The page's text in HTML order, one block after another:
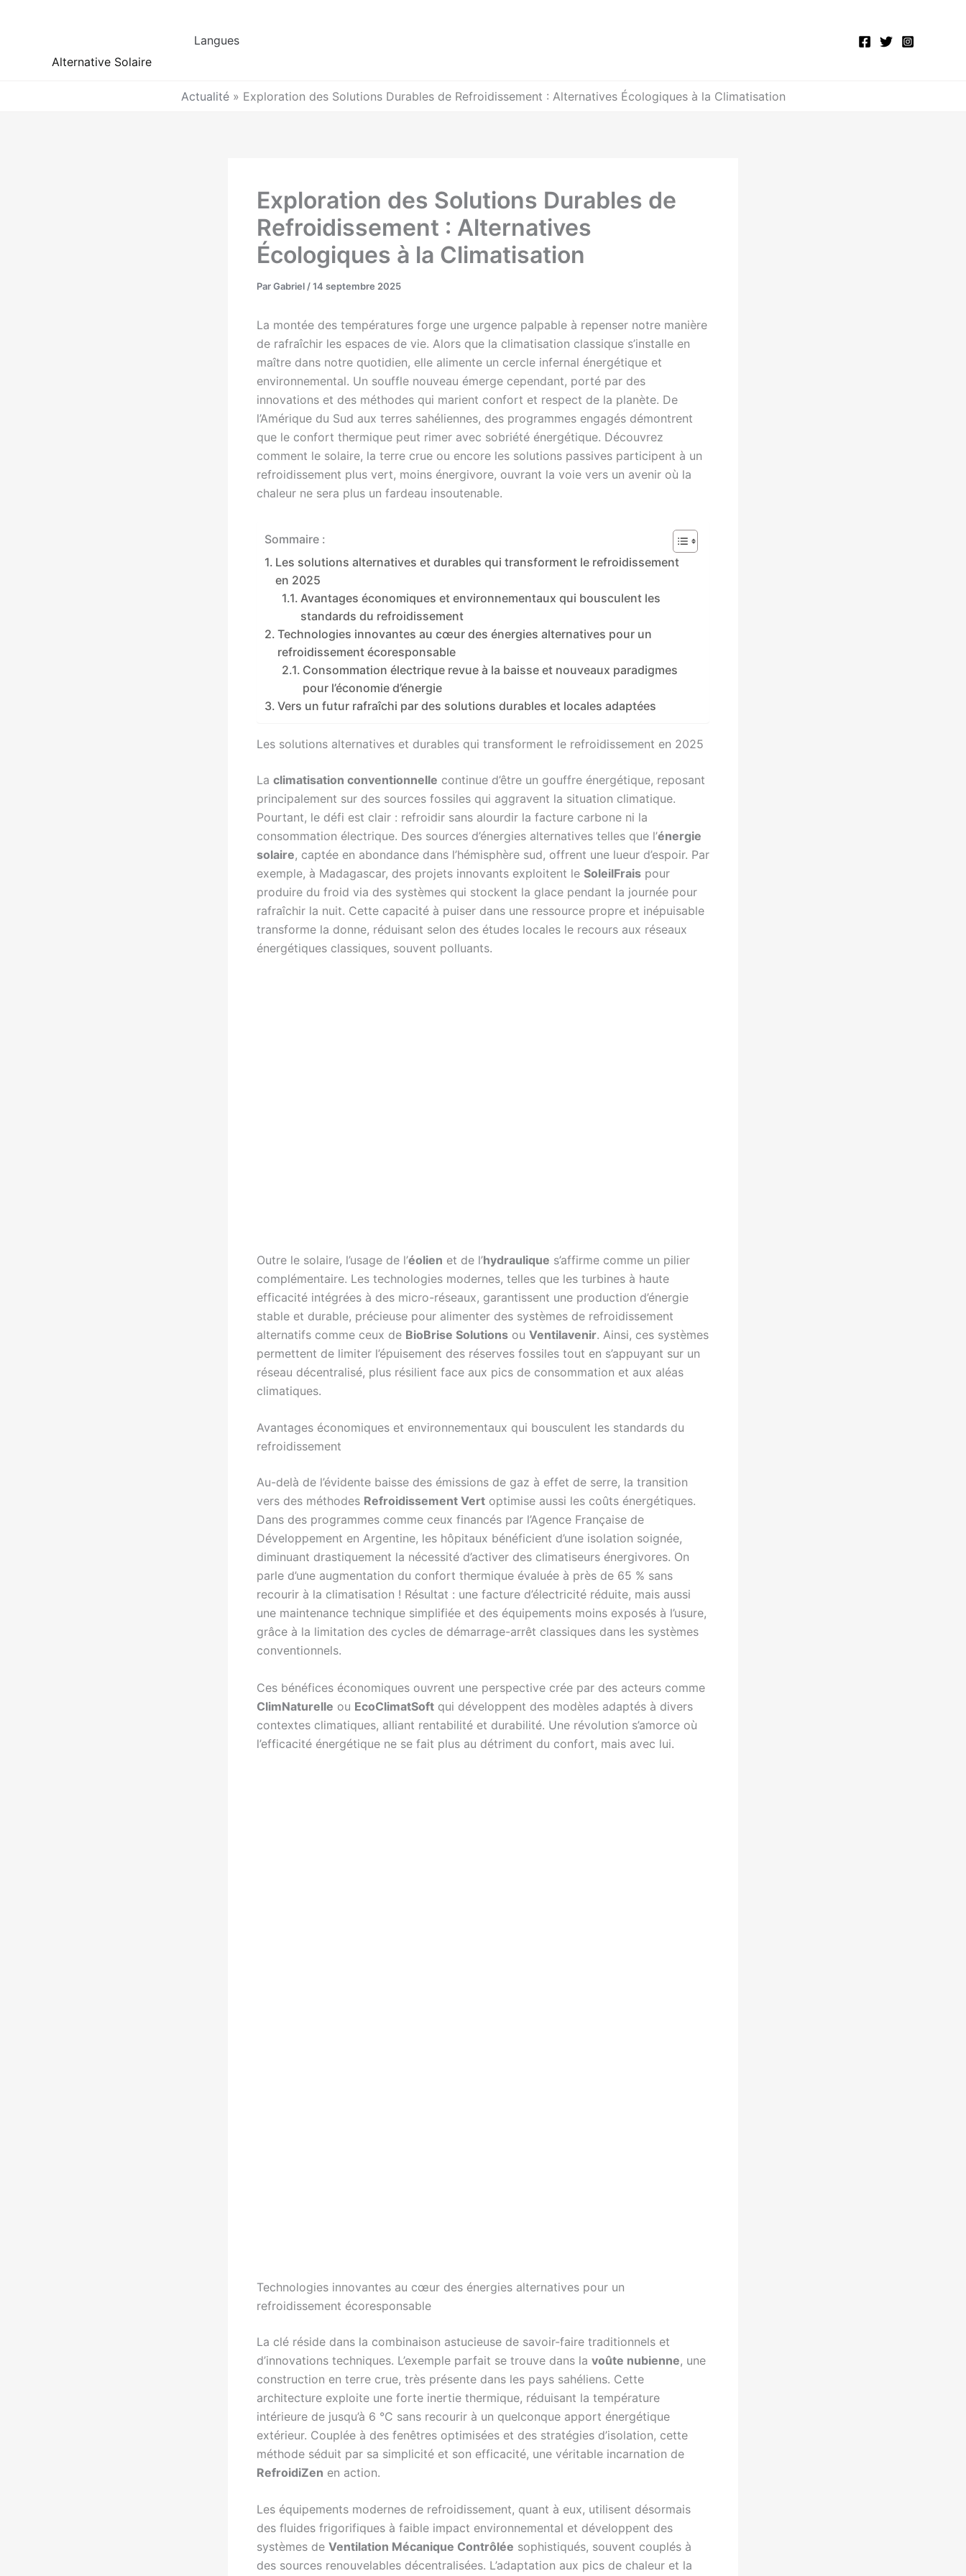
Alternative Solaire
Langues
Actualité» Exploration des Solutions Durables de Refroidissement : Alternatives Écologiques à la Climatisation
Exploration des Solutions Durables de
Refroidissement : Alternatives
Écologiques à la Climatisation
ParGabriel /14 septembre 2025
La montée des températures forge une urgence palpable à repenser notre manière
de rafraîchir les espaces de vie. Alors que la climatisation classique s’installe en
maître dans notre quotidien, elle alimente un cercle infernal énergétique et
environnemental. Un souffle nouveau émerge cependant, porté par des
innovations et des méthodes qui marient confort et respect de la planète. De
l’Amérique du Sud aux terres sahéliennes, des programmes engagés démontrent
que le confort thermique peut rimer avec sobriété énergétique. Découvrez
comment le solaire, la terre crue ou encore les solutions passives participent à un
refroidissement plus vert, moins énergivore, ouvrant la voie vers un avenir où la
chaleur ne sera plus un fardeau insoutenable.
Sommaire :
Les solutions alternatives et durables qui transforment le refroidissement
en 2025
Avantages économiques et environnementaux qui bousculent les
standards du refroidissement
Technologies innovantes au cœur des énergies alternatives pour un
refroidissement écoresponsable
Consommation électrique revue à la baisse et nouveaux paradigmes
pour l’économie d’énergie
Vers un futur rafraîchi par des solutions durables et locales adaptées
Les solutions alternatives et durables qui transforment le refroidissement en 2025
La climatisation conventionnelle continue d’être un gouffre énergétique, reposant
principalement sur des sources fossiles qui aggravent la situation climatique.
Pourtant, le défi est clair : refroidir sans alourdir la facture carbone ni la
consommation électrique. Des sources d’énergies alternatives telles que l’énergie
solaire, captée en abondance dans l’hémisphère sud, offrent une lueur d’espoir. Par
exemple, à Madagascar, des projets innovants exploitent le SoleilFrais pour
produire du froid via des systèmes qui stockent la glace pendant la journée pour
rafraîchir la nuit. Cette capacité à puiser dans une ressource propre et inépuisable
transforme la donne, réduisant selon des études locales le recours aux réseaux
énergétiques classiques, souvent polluants.
Outre le solaire, l’usage de l’éolien et de l’hydraulique s’affirme comme un pilier
complémentaire. Les technologies modernes, telles que les turbines à haute
efficacité intégrées à des micro-réseaux, garantissent une production d’énergie
stable et durable, précieuse pour alimenter des systèmes de refroidissement
alternatifs comme ceux de BioBrise Solutions ou Ventilavenir. Ainsi, ces systèmes
permettent de limiter l’épuisement des réserves fossiles tout en s’appuyant sur un
réseau décentralisé, plus résilient face aux pics de consommation et aux aléas
climatiques.
Avantages économiques et environnementaux qui bousculent les standards du
refroidissement
Au-delà de l’évidente baisse des émissions de gaz à effet de serre, la transition
vers des méthodes Refroidissement Vert optimise aussi les coûts énergétiques.
Dans des programmes comme ceux financés par l’Agence Française de
Développement en Argentine, les hôpitaux bénéficient d’une isolation soignée,
diminuant drastiquement la nécessité d’activer des climatiseurs énergivores. On
parle d’une augmentation du confort thermique évaluée à près de 65 % sans
recourir à la climatisation ! Résultat : une facture d’électricité réduite, mais aussi
une maintenance technique simplifiée et des équipements moins exposés à l’usure,
grâce à la limitation des cycles de démarrage-arrêt classiques dans les systèmes
conventionnels.
Ces bénéfices économiques ouvrent une perspective crée par des acteurs comme
ClimNaturelle ou EcoClimatSoft qui développent des modèles adaptés à divers
contextes climatiques, alliant rentabilité et durabilité. Une révolution s’amorce où
l’efficacité énergétique ne se fait plus au détriment du confort, mais avec lui.
Technologies innovantes au cœur des énergies alternatives pour un
refroidissement écoresponsable
La clé réside dans la combinaison astucieuse de savoir-faire traditionnels et
d’innovations techniques. L’exemple parfait se trouve dans la voûte nubienne, une
construction en terre crue, très présente dans les pays sahéliens. Cette
architecture exploite une forte inertie thermique, réduisant la température
intérieure de jusqu’à 6 °C sans recourir à un quelconque apport énergétique
extérieur. Couplée à des fenêtres optimisées et des stratégies d’isolation, cette
méthode séduit par sa simplicité et son efficacité, une véritable incarnation de
RefroidiZen en action.
Les équipements modernes de refroidissement, quant à eux, utilisent désormais
des fluides frigorifiques à faible impact environnemental et développent des
systèmes de Ventilation Mécanique Contrôlée sophistiqués, souvent couplés à
des sources renouvelables décentralisées. L’adaptation aux pics de chaleur et la